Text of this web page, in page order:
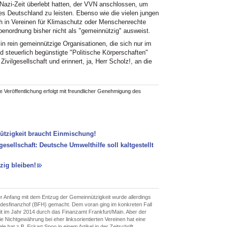
Zeit überlebt hatten, der VVN anschlossen, um
Deutschland zu leisten. Ebenso wie die vielen jungen
in Vereinen für Klimaschutz oder Menschenrechte
bisher nicht als "gemeinnützig" ausweist.
rein gemeinnützige Organisationen, die sich nur im
steuerlich begünstigte "Politische Körperschaften"
und erinnert, ja, Herr Scholz!, an die
Veröffentlichung erfolgt mit freundlicher Genehmigung des
braucht Einmischung!
Deutsche Umwelthilfe soll kaltgestellt
bleiben!
Anfang mit dem Entzug der Gemeinnützigkeit wurde allerdings
(BFH) gemacht. Dem voran ging im konkreten Fall
im Jahr 2014 durch das Finanzamt Frankfurt/Main. Aber der
Nichtgewährung bei eher linksorientierten Vereinen hat eine